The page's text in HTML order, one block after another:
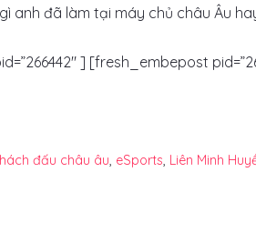
anh đã làm tại máy chủ châu Âu
] [fresh_embepost
đấu châu âu, eSports, Liên Minh